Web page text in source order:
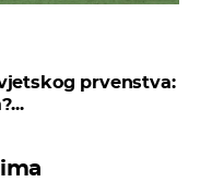
prvenstva: